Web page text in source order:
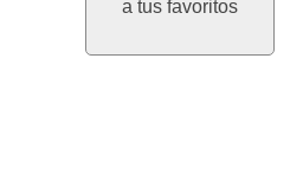
a tus favoritos